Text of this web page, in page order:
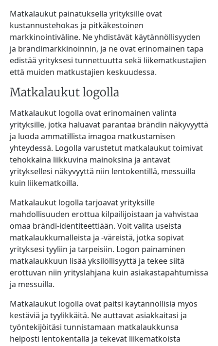
Matkalaukut painatuksella yrityksille ovat
kustannustehokas ja pitkäkestoinen
markkinointiväline. Ne yhdistävät käytännöllisyyden
ja brändimarkkinoinnin, ja ne ovat erinomainen tapa
edistää yrityksesi tunnettuutta sekä liikematkustajien
että muiden matkustajien keskuudessa.
Matkalaukut logolla
Matkalaukut logolla ovat erinomainen valinta
yrityksille, jotka haluavat parantaa brändin näkyvyyttä
ja luoda ammatillista imagoa matkustamisen
yhteydessä. Logolla varustetut matkalaukut toimivat
tehokkaina liikkuvina mainoksina ja antavat
yrityksellesi näkyvyyttä niin lentokentillä, messuilla
kuin liikematkoilla.
Matkalaukut logolla tarjoavat yrityksille
mahdollisuuden erottua kilpailijoistaan ja vahvistaa
omaa brändi-identiteettiään. Voit valita useista
matkalaukkumalleista ja -väreistä, jotka sopivat
yrityksesi tyyliin ja tarpeisiin. Logon painaminen
matkalaukkuun lisää yksilöllisyyttä ja tekee siitä
erottuvan niin yrityslahjana kuin asiakastapahtumissa
ja messuilla.
Matkalaukut logolla ovat paitsi käytännöllisiä myös
kestäviä ja tyylikkäitä. Ne auttavat asiakkaitasi ja
työntekijöitäsi tunnistamaan matkalaukkunsa
helposti lentokentällä ja tekevät liikematkoista